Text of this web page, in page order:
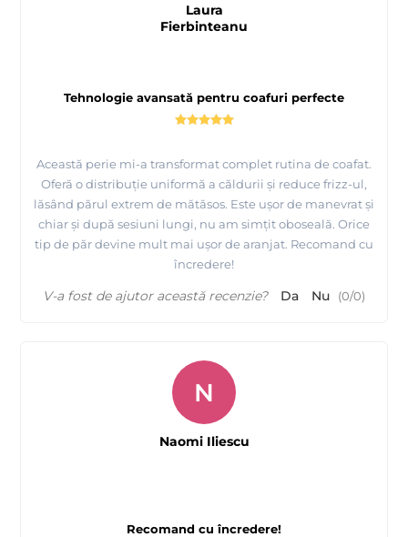
Tehnologie avansată pentru coafuri perfecte
Această perie mi-a transformat complet rutina de coafat.
Oferă o distribuție uniformă a căldurii și reduce frizz-ul,
lăsând părul extrem de mătăsos. Este ușor de manevrat și
chiar și după sesiuni lungi, nu am simțit oboseală. Orice
tip de păr devine mult mai ușor de aranjat. Recomand cu
încredere!
Laura
Fierbinteanu
V-a fost de ajutor această recenzie? Da Nu (0/0)
Recomand cu încredere!
N
Naomi Iliescu